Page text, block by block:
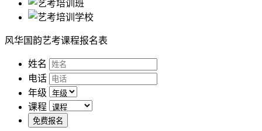
风华国韵艺考课程报名表
姓名
电话
年级
课程
免费报名